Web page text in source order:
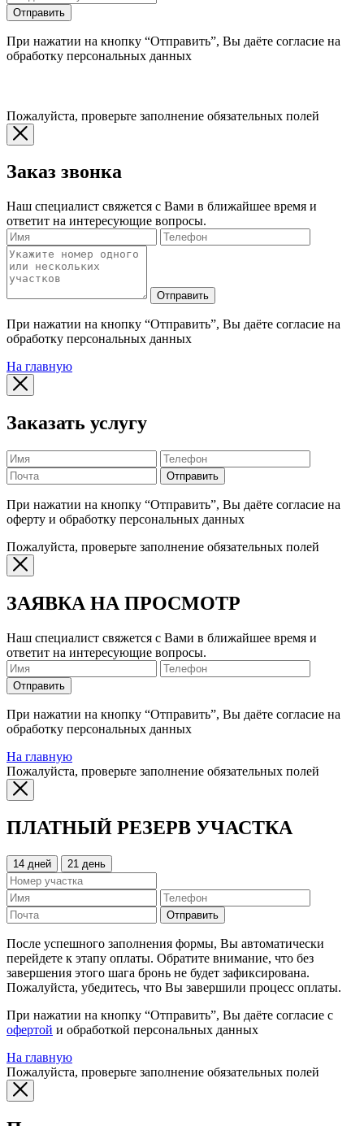
Отправить
При нажатии на кнопку “Отправить”, Вы даёте согласие на
обработку персональных данных
Пожалуйста, проверьте заполнение обязательных полей
Заказ звонка
Наш специалист свяжется с Вами в ближайшее время и
ответит на интересующие вопросы.
Отправить
При нажатии на кнопку “Отправить”, Вы даёте согласие на
обработку персональных данных
На главную
Заказать услугу
Отправить
При нажатии на кнопку “Отправить”, Вы даёте согласие на
оферту и обработку персональных данных
Пожалуйста, проверьте заполнение обязательных полей
ЗАЯВКА НА ПРОСМОТР
Наш специалист свяжется с Вами в ближайшее время и
ответит на интересующие вопросы.
Отправить
При нажатии на кнопку “Отправить”, Вы даёте согласие на
обработку персональных данных
На главную
Пожалуйста, проверьте заполнение обязательных полей
ПЛАТНЫЙ РЕЗЕРВ УЧАСТКА
14 дней 21 день
Отправить
После успешного заполнения формы, Вы автоматически
перейдете к этапу оплаты. Обратите внимание, что без
завершения этого шага бронь не будет зафиксирована.
Пожалуйста, убедитесь, что Вы завершили процесс оплаты.
При нажатии на кнопку “Отправить”, Вы даёте согласие с
офертой и обработкой персональных данных
На главную
Пожалуйста, проверьте заполнение обязательных полей